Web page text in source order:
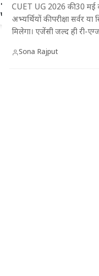
भोपाल में दुकानें सील, व्यापारियों
फूटा गुस्सा, नगर निगम के खिलाफ
जोरदार प्रदर्शन
CUET UG 2026 की 30 मई
अभ्यर्थियों की परीक्षा सर्वर
मिलेगा। एजेंसी जल्द ही री-
Sona Rajput